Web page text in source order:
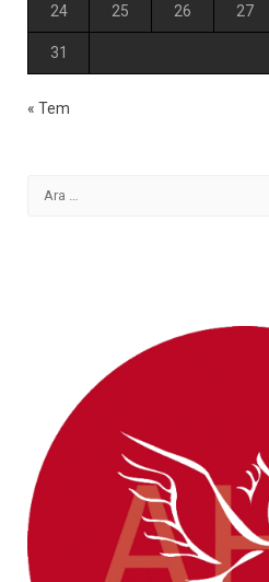
24 25 26 27
31
« Tem